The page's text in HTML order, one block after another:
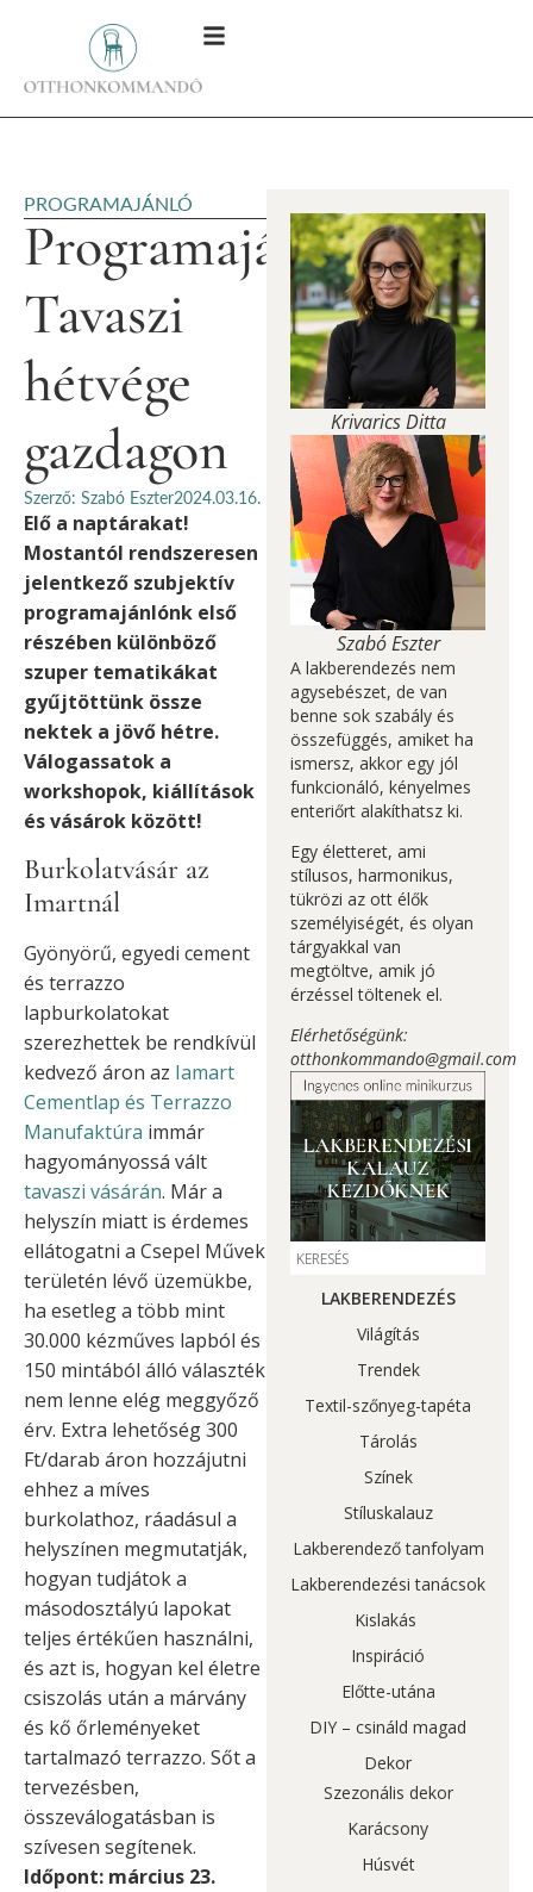
PROGRAMAJÁNLÓ
Programajánló:
Tavaszi
hétvége
gazdagon
Szerző: Szabó Eszter2024.03.16.
Elő a naptárakat!
Mostantól rendszeresen
jelentkező szubjektív
programajánlónk első
részében különböző
szuper tematikákat
gyűjtöttünk össze
nektek a jövő hétre.
Válogassatok a
workshopok, kiállítások
és vásárok között!
Burkolatvásár az
Imartnál
Gyönyörű, egyedi cement
és terrazzo
lapburkolatokat
szerezhettek be rendkívül
kedvező áron az Iamart
Cementlap és Terrazzo
Manufaktúra immár
hagyományossá vált
tavaszi vásárán. Már a
helyszín miatt is érdemes
ellátogatni a Csepel Művek
területén lévő üzemükbe,
ha esetleg a több mint
30.000 kézműves lapból és
150 mintából álló választék
nem lenne elég meggyőző
érv. Extra lehetőség 300
Ft/darab áron hozzájutni
ehhez a míves
burkolathoz, ráadásul a
helyszínen megmutatják,
hogyan tudjátok a
másodosztályú lapokat
teljes értékűen használni,
és azt is, hogyan kel életre
csiszolás után a márvány
és kő őrleményeket
tartalmazó terrazzo. Sőt a
tervezésben,
összeválogatásban is
szívesen segítenek.
Időpont: március 23.
Krivarics Ditta
Szabó Eszter
A lakberendezés nem
agysebészet, de van
benne sok szabály és
összefüggés, amiket ha
ismersz, akkor egy jól
funkcionáló, kényelmes
enteriőrt alakíthatsz ki.
Egy életteret, ami
stílusos, harmonikus,
tükrözi az ott élők
személyiségét, és olyan
tárgyakkal van
megtöltve, amik jó
érzéssel töltenek el.
Elérhetőségünk:
otthonkommando@gmail.com
LAKBERENDEZÉS
Világítás
Trendek
Textil-szőnyeg-tapéta
Tárolás
Színek
Stíluskalauz
Lakberendező tanfolyam
Lakberendezési tanácsok
Kislakás
Inspiráció
Előtte-utána
DIY – csináld magad
Dekor
Szezonális dekor
Karácsony
Húsvét